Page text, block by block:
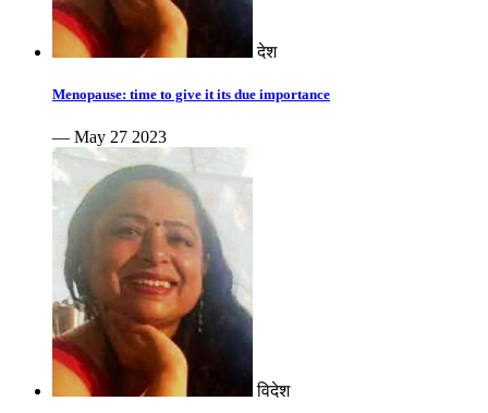
देश
Menopause: time to give it its due importance
— May 27 2023
विदेश